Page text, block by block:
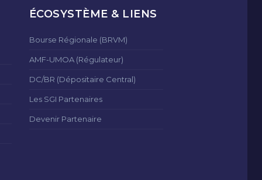
ÉCOSYSTÈME & LIENS
Bourse Régionale (BRVM)
AMF-UMOA (Régulateur)
DC/BR (Dépositaire Central)
Les SGI Partenaires
Devenir Partenaire